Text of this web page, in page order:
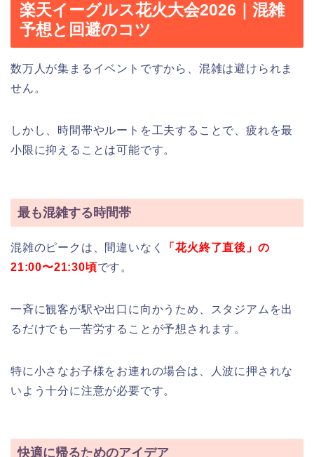
楽天イーグルス花火大会2026｜混雑
予想と回避のコツ
数万人が集まるイベントですから、混雑は避けられま
せん。
しかし、時間帯やルートを工夫することで、疲れを最
小限に抑えることは可能です。
最も混雑する時間帯
混雑のピークは、間違いなく
「花火終了直後」の
21:00〜21:30頃です。
一斉に観客が駅や出口に向かうため、スタジアムを出
るだけでも一苦労することが予想されます。
特に小さなお子様をお連れの場合は、人波に押されな
いよう十分に注意が必要です。
快適に帰るためのアイデア